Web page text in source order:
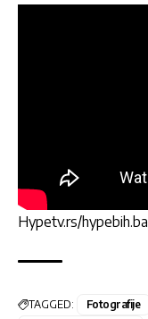
Hypetv.rs/hypebih.ba
TAGGED: Fotografije